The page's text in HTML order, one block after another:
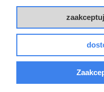
EMMEVI
CHROMOWANA
BATERIA WANNOWA
4-OTWOROWA
1 825,00 zł szt.